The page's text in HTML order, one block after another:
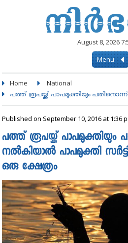
August 8, 2026
Menu
Home National
പത്ത് രൂപയ്ക്ക് പാപമുക്തിയും പതിനൊന്ന്
Published on September 10, 2016 at 1:36
പത്ത് രൂപയ്ക്ക് പാപമുക്തിയും
നല്‍കിയാല്‍ പാപമുക്തി
ഒരു ക്ഷേത്രം